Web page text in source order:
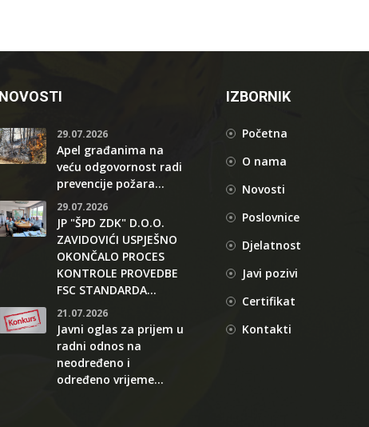
NOVOSTI
29.07.2026
Apel građanima na
veću odgovornost radi
prevencije požara...
29.07.2026
JP "ŠPD ZDK" D.O.O.
ZAVIDOVIĆI USPJEŠNO
OKONČALO PROCES
KONTROLE PROVEDBE
FSC STANDARDA...
21.07.2026
Javni oglas za prijem u
radni odnos na
neodređeno i
određeno vrijeme...
IZBORNIK
Početna
O nama
Novosti
Poslovnice
Djelatnost
Javi pozivi
Certifikat
Kontakti